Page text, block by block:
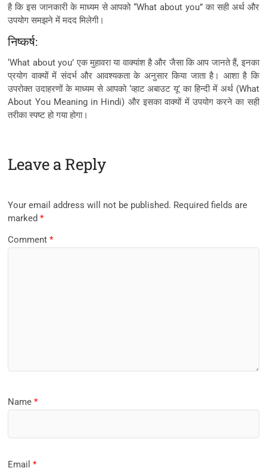
है कि इस जानकारी के माध्यम से आपको “What about you” का सही अर्थ और
उपयोग समझने में मदद मिलेगी।
निष्कर्ष:
‘What about you’ एक मुहावरा या वाक्यांश है और जैसा कि आप जानते हैं, इनका
प्रयोग वाक्यों में संदर्भ और आवश्यकता के अनुसार किया जाता है। आशा है कि
उपरोक्त उदाहरणों के माध्यम से आपको ‘व्हाट अबाउट यू’ का हिन्दी में अर्थ (What
About You Meaning in Hindi) और इसका वाक्यों में उपयोग करने का सही
तरीका स्पष्ट हो गया होगा।
Leave a Reply
Your email address will not be published. Required fields are
marked*
Comment*
Name*
Email*